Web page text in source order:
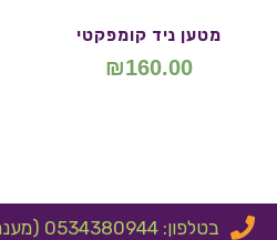
מטען ניד קומפקטי
₪160.00
בטלפון: 0534380944 (מענה בשעות הבוקר בלבד)